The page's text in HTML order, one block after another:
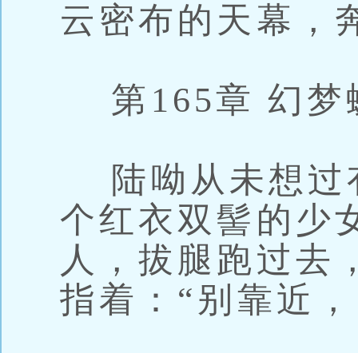
云密布的天幕，
第165章 幻梦
陆呦从未想过
个红衣双髻的少
人，拔腿跑过去
指着：“别靠近